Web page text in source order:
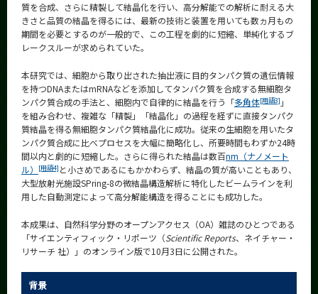
質を合成、さらに精製して結晶化を行い、高分解能での解析に耐える大
きさと品質の結晶を得るには、最新の技術と装置を用いても数ヵ月もの
期間を必要とするのが一般的で、この工程を劇的に短縮、単純化するブ
レークスルーが求められていた。
本研究では、細胞から取り出された抽出液に目的タンパク質の遺伝情報
を持つDNAまたはmRNAなどを添加してタンパク質を合成する無細胞タ
ンパク質合成の手法と、細胞内で自律的に結晶を行う「多角体[用語3] 」
を組み合わせ、複雑な「精製」「結晶化」の過程を経ずに直接タンパク
質結晶を得る無細胞タンパク質結晶化に成功。従来の生細胞を用いたタ
ンパク質合成に比べプロセスを大幅に簡略化し、所要時間もわずか24時
間以内と劇的に短縮した。さらに得られた結晶は数百nm（ナノメート
ル）
[用語4] と小さめであるにもかかわらず、結晶の質が高いこともあり、
大型放射光施設SPring-8の微結晶構造解析に特化したビームラインを利
用した自動測定によって高分解能構造を得ることにも成功した。
本成果は、自然科学分野のオープンアクセス（OA）雑誌のひとつである
「サイエンティフィック・リポーツ（Scientific Reports、ネイチャー・
リサーチ 社）」のオンライン版で10月3日に公開された。
背景
CLOSE